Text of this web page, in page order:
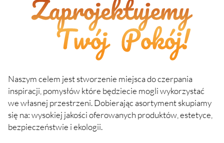
Naszym celem jest stworzenie miejsca do czerpania
inspiracji, pomysłów które będziecie mogli wykorzystać
we własnej przestrzeni. Dobierając asortyment skupiamy
się na: wysokiej jakości oferowanych produktów, estetyce,
bezpieczeństwie i ekologii.